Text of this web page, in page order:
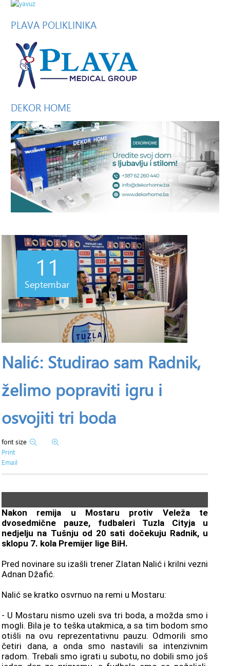
PLAVA POLIKLINIKA
DEKOR HOME
11
Septembar
Nalić: Studirao sam Radnik,
želimo popraviti igru i
osvojiti tri boda
font size
Print
Email
Nakon remija u Mostaru protiv Veleža te
dvosedmične pauze, fudbaleri Tuzla Cityja u
nedjelju na Tušnju od 20 sati dočekuju Radnik, u
sklopu 7. kola Premijer lige BiH.
Pred novinare su izašli trener Zlatan Nalić i krilni vezni
Adnan Džafić.
Nalić se kratko osvrnuo na remi u Mostaru:
- U Mostaru nismo uzeli sva tri boda, a možda smo i
mogli. Bila je to teška utakmica, a sa tim bodom smo
otišli na ovu reprezentativnu pauzu. Odmorili smo
četiri dana, a onda smo nastavili sa intenzivnim
radom. Trebali smo igrati u subotu, no dobili smo još